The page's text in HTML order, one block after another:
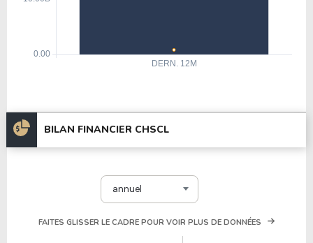
BILAN FINANCIER CHSCL
annuel
FAITES GLISSER LE CADRE POUR VOIR PLUS DE DONNÉES